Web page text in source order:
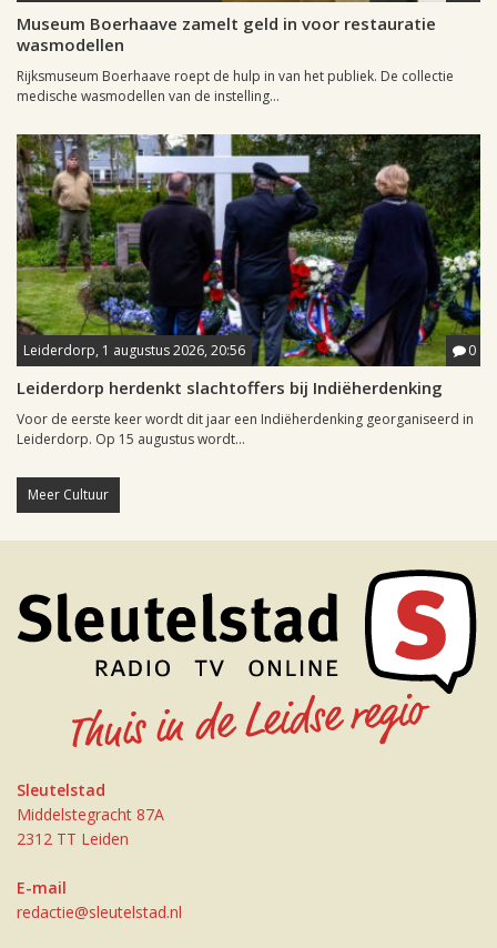
Museum Boerhaave zamelt geld in voor restauratie
wasmodellen
Rijksmuseum Boerhaave roept de hulp in van het publiek. De collectie
medische wasmodellen van de instelling...
Leiderdorp, 1 augustus 2026, 20:56 0
Leiderdorp herdenkt slachtoffers bij Indiëherdenking
Voor de eerste keer wordt dit jaar een Indiëherdenking georganiseerd in
Leiderdorp. Op 15 augustus wordt...
Meer Cultuur
Sleutelstad
Middelstegracht 87A
2312 TT Leiden
E-mail
redactie@sleutelstad.nl